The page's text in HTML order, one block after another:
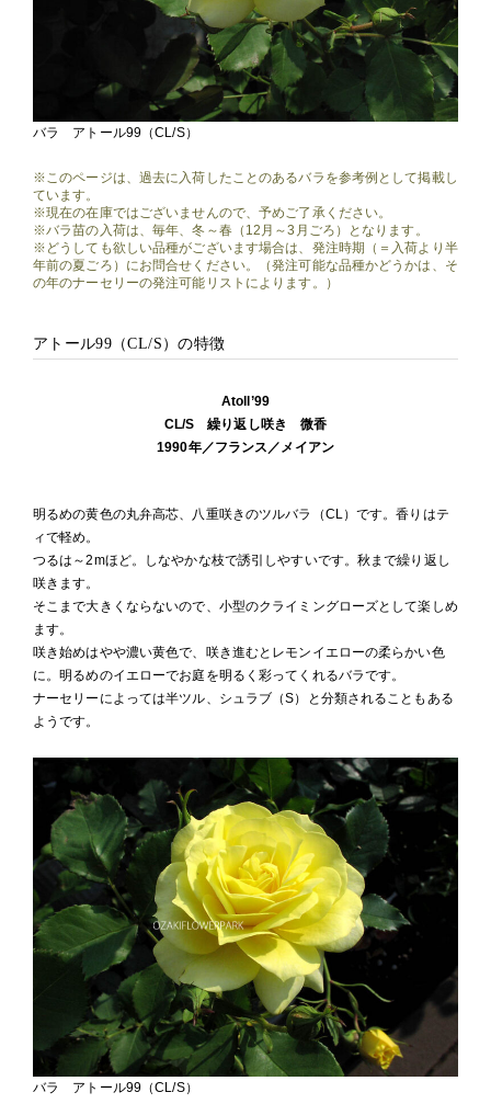
バラ アトール99（CL/S）
※このページは、過去に入荷したことのあるバラを参考例として掲載し
ています。
※現在の在庫ではございませんので、予めご了承ください。
※バラ苗の入荷は、毎年、冬～春（12月～3月ごろ）となります。
※どうしても欲しい品種がございます場合は、発注時期（＝入荷より半
年前の夏ごろ）にお問合せください。（発注可能な品種かどうかは、そ
の年のナーセリーの発注可能リストによります。）
アトール99（CL/S）の特徴
Atoll’99
CL/S 繰り返し咲き 微香
1990年／フランス／メイアン
明るめの黄色の丸弁高芯、八重咲きのツルバラ（CL）です。香りはテ
ィで軽め。
つるは～2mほど。しなやかな枝で誘引しやすいです。秋まで繰り返し
咲きます。
そこまで大きくならないので、小型のクライミングローズとして楽しめ
ます。
咲き始めはやや濃い黄色で、咲き進むとレモンイエローの柔らかい色
に。明るめのイエローでお庭を明るく彩ってくれるバラです。
ナーセリーによっては半ツル、シュラブ（S）と分類されることもある
ようです。
バラ アトール99（CL/S）